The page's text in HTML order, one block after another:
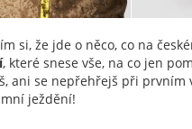
si, že jde o něco, co na
, které snese vše, na co jen
ani se nepřehřejš při prvním
ježdění!